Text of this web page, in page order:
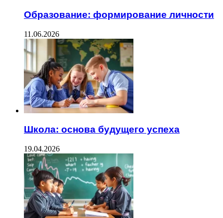
Образование: формирование личности
11.06.2026
Школа: основа будущего успеха
19.04.2026